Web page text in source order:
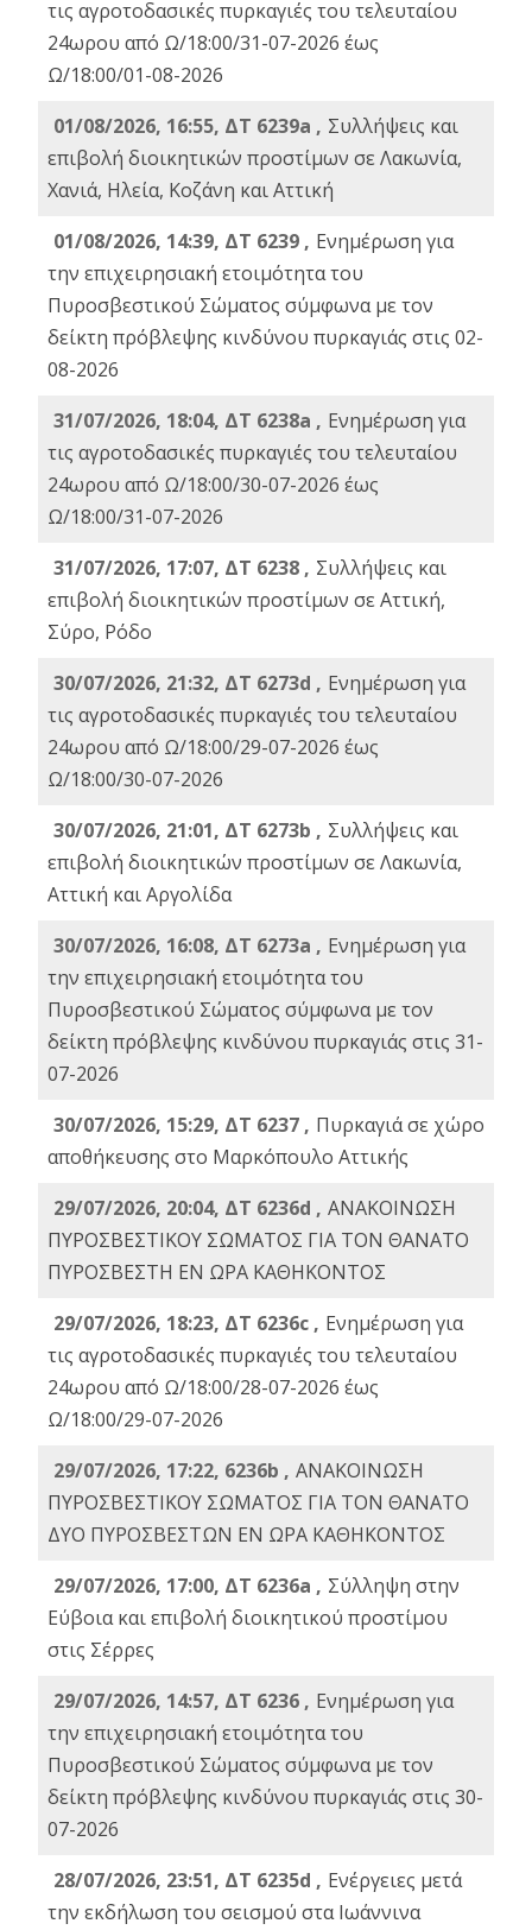
τις αγροτοδασικές πυρκαγιές του τελευταίου
24ωρου από Ω/18:00/31-07-2026 έως
Ω/18:00/01-08-2026
01/08/2026, 16:55, ΔΤ 6239a , Συλλήψεις και
επιβολή διοικητικών προστίμων σε Λακωνία,
Χανιά, Ηλεία, Κοζάνη και Αττική
01/08/2026, 14:39, ΔΤ 6239 , Ενημέρωση για
την επιχειρησιακή ετοιμότητα του
Πυροσβεστικού Σώματος σύμφωνα με τον
δείκτη πρόβλεψης κινδύνου πυρκαγιάς στις 02-
08-2026
31/07/2026, 18:04, ΔΤ 6238a , Ενημέρωση για
τις αγροτοδασικές πυρκαγιές του τελευταίου
24ωρου από Ω/18:00/30-07-2026 έως
Ω/18:00/31-07-2026
31/07/2026, 17:07, ΔΤ 6238 , Συλλήψεις και
επιβολή διοικητικών προστίμων σε Αττική,
Σύρο, Ρόδο
30/07/2026, 21:32, ΔΤ 6273d , Ενημέρωση για
τις αγροτοδασικές πυρκαγιές του τελευταίου
24ωρου από Ω/18:00/29-07-2026 έως
Ω/18:00/30-07-2026
30/07/2026, 21:01, ΔΤ 6273b , Συλλήψεις και
επιβολή διοικητικών προστίμων σε Λακωνία,
Αττική και Αργολίδα
30/07/2026, 16:08, ΔΤ 6273a , Ενημέρωση για
την επιχειρησιακή ετοιμότητα του
Πυροσβεστικού Σώματος σύμφωνα με τον
δείκτη πρόβλεψης κινδύνου πυρκαγιάς στις 31-
07-2026
30/07/2026, 15:29, ΔΤ 6237 , Πυρκαγιά σε χώρο
αποθήκευσης στο Μαρκόπουλο Αττικής
29/07/2026, 20:04, ΔΤ 6236d , ΑΝΑΚΟΙΝΩΣΗ
ΠΥΡΟΣΒΕΣΤΙΚΟΥ ΣΩΜΑΤΟΣ ΓΙΑ ΤΟΝ ΘΑΝΑΤΟ
ΠΥΡΟΣΒΕΣΤΗ ΕΝ ΩΡΑ ΚΑΘΗΚΟΝΤΟΣ
29/07/2026, 18:23, ΔΤ 6236c , Ενημέρωση για
τις αγροτοδασικές πυρκαγιές του τελευταίου
24ωρου από Ω/18:00/28-07-2026 έως
Ω/18:00/29-07-2026
29/07/2026, 17:22, 6236b , ΑΝΑΚΟΙΝΩΣΗ
ΠΥΡΟΣΒΕΣΤΙΚΟΥ ΣΩΜΑΤΟΣ ΓΙΑ ΤΟΝ ΘΑΝΑΤΟ
ΔΥΟ ΠΥΡΟΣΒΕΣΤΩΝ ΕΝ ΩΡΑ ΚΑΘΗΚΟΝΤΟΣ
29/07/2026, 17:00, ΔΤ 6236a , Σύλληψη στην
Εύβοια και επιβολή διοικητικού προστίμου
στις Σέρρες
29/07/2026, 14:57, ΔΤ 6236 , Ενημέρωση για
την επιχειρησιακή ετοιμότητα του
Πυροσβεστικού Σώματος σύμφωνα με τον
δείκτη πρόβλεψης κινδύνου πυρκαγιάς στις 30-
07-2026
28/07/2026, 23:51, ΔΤ 6235d , Ενέργειες μετά
την εκδήλωση του σεισμού στα Ιωάννινα